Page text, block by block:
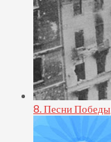
8. Песни Победы